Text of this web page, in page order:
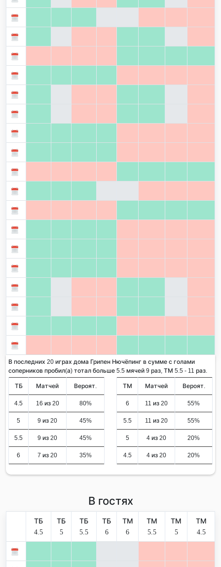
В последних 20 играх дома Грипен Нючёпинг в сумме с голами
соперников пробил(а) тотал больше 5.5 мячей 9 раз, ТМ 5.5 - 11 раз.
ТБ Матчей Вероят.
4.5 16 из 20 80%
5 9 из 20 45%
5.5 9 из 20 45%
6 7 из 20 35%
ТМ Матчей Вероят.
6 11 из 20 55%
5.5 11 из 20 55%
5 4 из 20 20%
4.5 4 из 20 20%
В гостях
ТБ
4.5
ТБ
5
ТБ
5.5
ТБ
6
ТМ
6
ТМ
5.5
ТМ
5
ТМ
4.5